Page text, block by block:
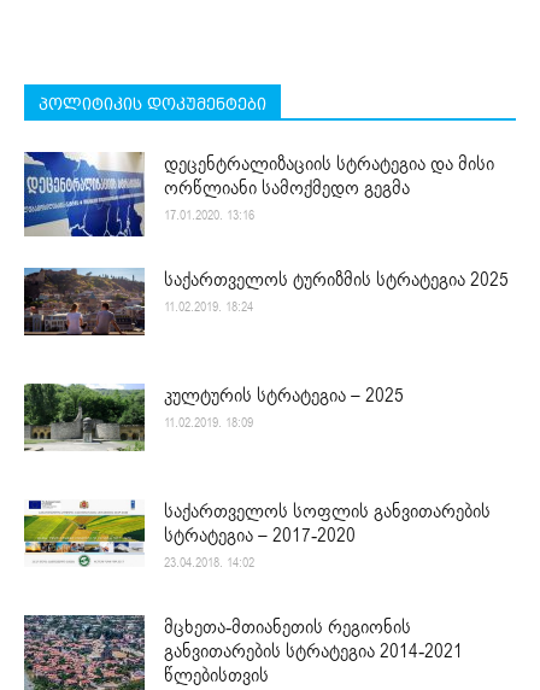
პოლიტიკის დოკუმენტები
დეცენტრალიზაციის სტრატეგია და მისი
ორწლიანი სამოქმედო გეგმა
17.01.2020. 13:16
საქართველოს ტურიზმის სტრატეგია 2025
11.02.2019. 18:24
კულტურის სტრატეგია – 2025
11.02.2019. 18:09
საქართველოს სოფლის განვითარების
სტრატეგია – 2017-2020
23.04.2018. 14:02
მცხეთა-მთიანეთის რეგიონის
განვითარების სტრატეგია 2014-2021
წლებისთვის